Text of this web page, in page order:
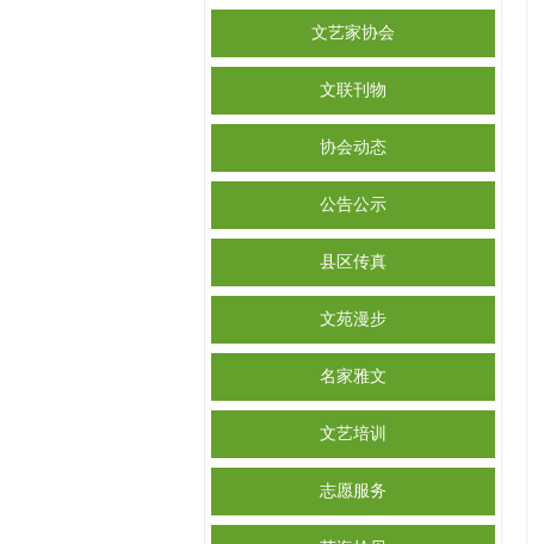
文艺家协会
文联刊物
协会动态
公告公示
县区传真
文苑漫步
名家雅文
文艺培训
志愿服务